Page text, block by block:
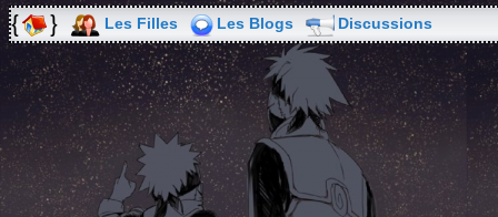
Les Filles Les Blogs Discussions